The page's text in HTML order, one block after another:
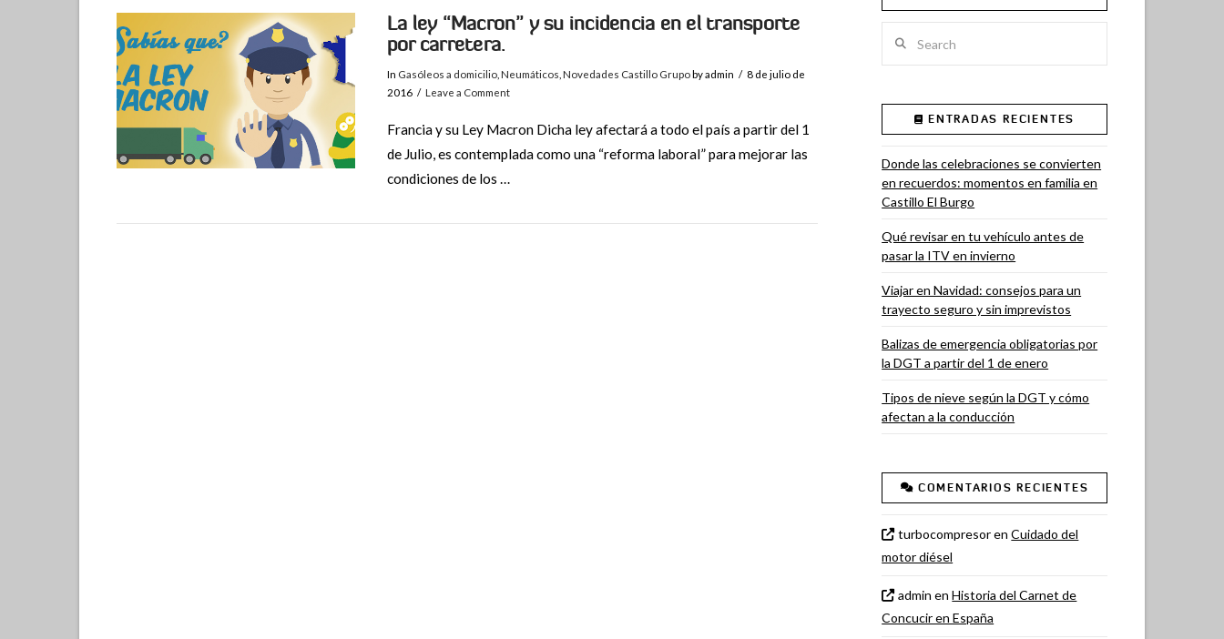
La ley “Macron” y su incidencia en el transporte
por carretera.
In Gasóleos a domicilio, Neumáticos Novedades Castillo Grupoby admin
8 de julio de
2016
Leave a Comment
Francia y su Ley Macron Dicha ley afectará a todo el país a partir del 1
de Julio, es contemplada como una “reforma laboral” para mejorar las
condiciones de los …
ENTRADAS RECIENTES
Donde las celebraciones se convierten
en recuerdos: momentos en familia en
Castillo El Burgo
Qué revisar en tu vehículo antes de
pasar la ITV en invierno
Viajar en Navidad: consejos para un
trayecto seguro y sin imprevistos
Balizas de emergencia obligatorias por
la DGT a partir del 1 de enero
Tipos de nieve según la DGT y cómo
afectan a la conducción
COMENTARIOS RECIENTES
turbocompresorenCuidado del
motor diésel
admin enHistoria del Carnet de
Concucir en España